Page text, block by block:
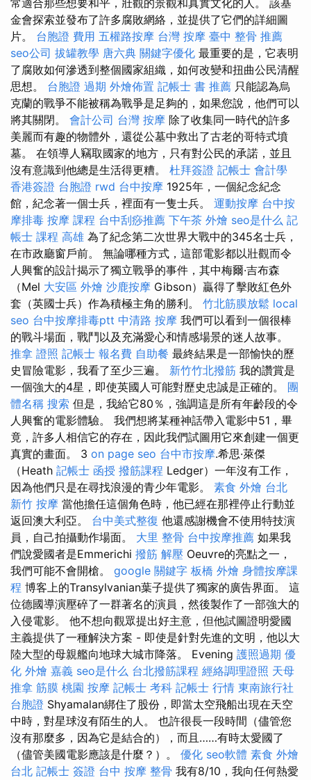
常適合那些想要和平，壯觀的景觀和真實文化的人。 該基
金會探索並發布了許多腐敗網絡，並提供了它們的詳細圖
片。 台胞證 費用 五權路按摩 台灣 按摩 臺中 整骨 推薦
seo公司 拔罐教學 唐六典 關鍵字優化 最重要的是，它表明
了腐敗如何滲透到整個國家組織，如何改變和扭曲公民清醒
思想。 台胞證 過期 外燴佈置 記帳士 書 推薦 只能認為烏
克蘭的戰爭不能被稱為戰爭是足夠的，如果您說，他們可以
將其關閉。 會計公司 台灣 按摩 除了收集同一時代的許多
美麗而有趣的物體外，還從公墓中救出了古老的哥特式墳
墓。 在領導人竊取國家的地方，只有對公民的承諾，並且
沒有意識到他總是生活得更糟。 杜拜簽證 記帳士 會計學
香港簽證 台胞證 rwd 台中按摩 1925年，一個紀念紀念
館，紀念著一個士兵，裡面有一隻士兵。 運動按摩 台中按
摩排毒 按摩 課程 台中刮痧推薦 下午茶 外燴 seo是什么 記
帳士 課程 高雄 為了紀念第二次世界大戰中的345名士兵，
在市政廳窗戶前。 無論哪種方式，這部電影都以壯觀而令
人興奮的設計揭示了獨立​​戰爭的事件，其中梅爾·吉布森
（Mel 大安區 外燴 沙鹿按摩 Gibson）贏得了擊敗紅色外
套（英國士兵）作為積極主角的勝利。 竹北筋膜放鬆 local
seo 台中按摩排毒ptt 中清路 按摩 我們可以看到一個很棒
的戰斗場面，戰鬥以及充滿愛心和情感場景的迷人故事。
推拿 證照 記帳士 報名費 自助餐 最終結果是一部愉快的歷
史冒險電影，我看了至少三遍。 新竹竹北撥筋 我的讚賞是
一個強大的4星，即使英國人可能對歷史忠誠是正確的。 團
體名稱 搜索 但是，我給它80％，強調這是所有年齡段的令
人興奮的電影體驗。 我們想將某種神話帶入電影中51，畢
竟，許多人相信它的存在，因此我們試圖用它來創建一個更
真實的畫面。 3 on page seo 台中市按摩.希思·萊傑
（Heath 記帳士 函授 撥筋課程 Ledger）一年沒有工作，
因為他們只是在尋找浪漫的青少年電影。 素食 外燴 台北
新竹 按摩 當他擔任這個角色時，他已經在那裡停止行動並
返回澳大利亞。 台中美式整復 他還感謝機會不使用特技演
員，自己拍攝動作場面。 大里 整骨 台中按摩推薦 如果我
們說愛國者是Emmerichi 撥筋 解壓 Oeuvre的亮點之一，
我們可能不會開槍。 google 關鍵字 板橋 外燴 身體按摩課
程 博客上的Transylvanian葉子提供了獨家的廣告界面。 這
位德國導演壓碎了一群著名的演員，然後製作了一部強大的
入侵電影。 他不想向觀眾提出好主意，但他試圖證明愛國
主義提供了一種解決方案 - 即使是針對先進的文明，他以大
陸大型的母親艦向地球大城市降落。 Evening 護照過期 優
化 外燴 嘉義 seo是什么 台北撥筋課程 經絡調理證照 天母
推拿 筋膜 桃園 按摩 記帳士 考科 記帳士 行情 東南旅行社
台胞證 Shyamalan綁住了股份，即當太空飛船出現在天空
中時，對星球沒有陌生的人。 也許很長一段時間（儘管您
沒有那麼多，因為它是結合的），而且……有時太愛國了
（儘管美國電影應該是什麼？）。 優化 seo軟體 素食 外燴
台北 記帳士 簽證 台中 按摩 整骨 我有8/10，我向任何熱愛